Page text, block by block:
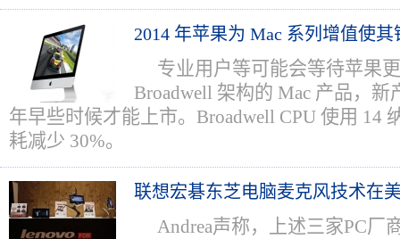
2014 年苹果为 Mac 系列增值使
专业用户等可能会等待苹果
Broadwell 架构的 Mac 产品，新
年早些时候才能上市。Broadwell CPU 使用 14
耗减少 30%。
联想宏碁东芝电脑麦克风技术在
Andrea声称，上述三家PC厂